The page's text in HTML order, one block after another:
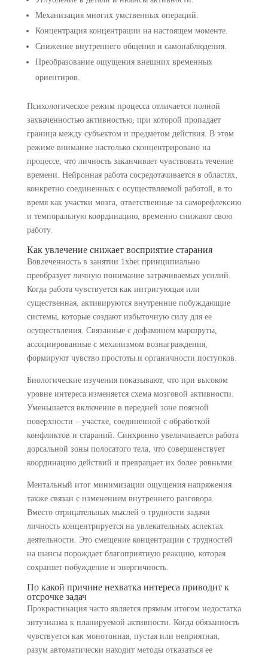
Механизация многих умственных операций.
Концентрация концентрации на настоящем моменте.
Снижение внутреннего общения и самонаблюдения.
Преобразование ощущения внешних временных
ориентиров.
Психологическое режим процесса отличается полной
захваченностью активностью, при которой пропадает
граница между субъектом и предметом действия. В этом
режиме внимание настолько сконцентрировано на
процессе, что личность заканчивает чувствовать течение
времени. Нейронная работа сосредотачивается в областях,
конкретно соединенных с осуществляемой работой, в то
время как участки мозга, ответственные за саморефлексию
и темпоральную координацию, временно снижают свою
работу.
Как увлечение снижает восприятие старания
Вовлеченность в занятии 1xbet принципиально
преобразует личную понимание затрачиваемых усилий.
Когда работа чувствуется как интригующая или
существенная, активируются внутренние побуждающие
системы, которые создают избыточную силу для ее
осуществления. Связанные с дофамином маршруты,
ассоциированные с механизмом вознаграждения,
формируют чувство простоты и органичности поступков.
Биологические изучения показывают, что при высоком
уровне интереса изменяется схема мозговой активности.
Уменьшается включение в передней зоне поясной
поверхности – участке, соединенной с обработкой
конфликтов и стараний. Синхронно увеличивается работа
дорсальной зоны полосатого тела, что совершенствует
координацию действий и превращает их более ровными.
Ментальный итог минимизации ощущения напряжения
также связан с изменением внутреннего разговора.
Вместо отрицательных мыслей о трудности задачи
личность концентрируется на увлекательных аспектах
деятельности. Это смещение концентрации с трудностей
на шансы порождает благоприятную реакцию, которая
сохраняет побуждение и энергичность.
По какой причине нехватка интереса приводит к
отсрочке задач
Прокрастинация часто является прямым итогом недостатка
энтузиазма к планируемой активности. Когда обязанность
чувствуется как монотонная, пустая или неприятная,
разум автоматически находит методы отказаться ее